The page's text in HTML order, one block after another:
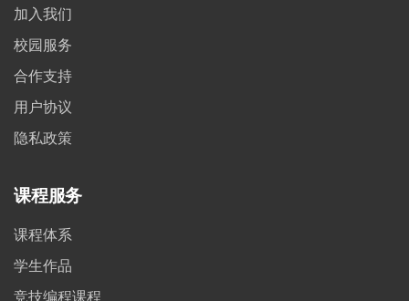
加入我们
校园服务
合作支持
用户协议
隐私政策
课程服务
课程体系
学生作品
竞技编程课程